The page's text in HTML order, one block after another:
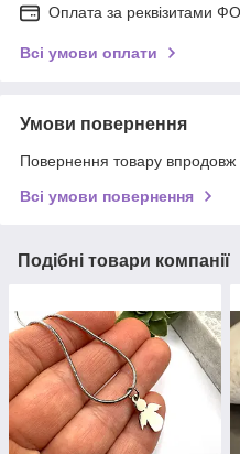
Оплата за реквізитами
Всі умови оплати
Умови повернення
Повернення товару впродовж
Всі умови повернення
Подібні товари компанії